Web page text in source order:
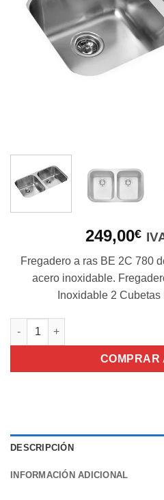
249,00€
Fregadero a ras BE 2C 780
acero inoxidable.
Inoxidable 2
Teka BE 2C 780 - Fregadero
COMPRAR
DESCRIPCIÓN
INFORMACIÓN ADICIONAL